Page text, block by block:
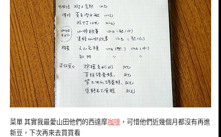
菜單 其實我最愛山田他們的西達摩咖啡 ，可惜他們近幾個月都沒有再進
新豆，下次再來去買買看